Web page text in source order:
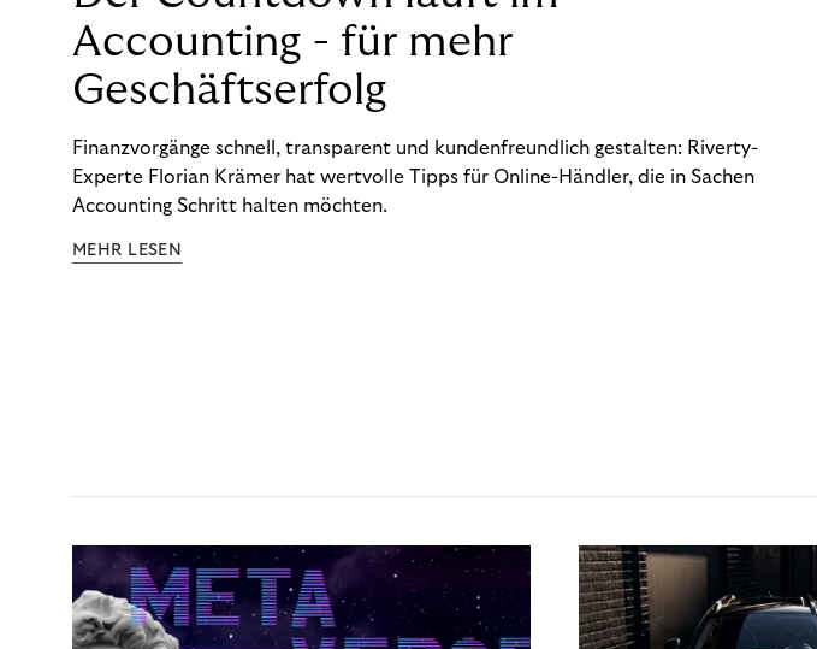
Accounting - für mehr
Geschäftserfolg
Finanzvorgänge schnell, transparent und kundenfreundlich gestalten: Riverty-
Experte Florian Krämer hat wertvolle Tipps für Online-Händler, die in Sachen
Accounting Schritt halten möchten.
MEHR LESEN